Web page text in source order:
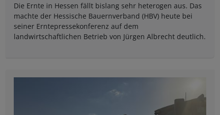
Die Ernte in Hessen fällt bislang sehr heterogen aus. Das
machte der Hessische Bauernverband (HBV) heute bei
seiner Erntepressekonferenz auf dem
landwirtschaftlichen Betrieb von Jürgen Albrecht deutlich.